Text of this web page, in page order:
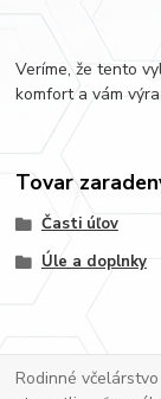
Veríme, že tento
komfort a vám
Tovar
Časti úľov
Úle a doplnky
Rodinné